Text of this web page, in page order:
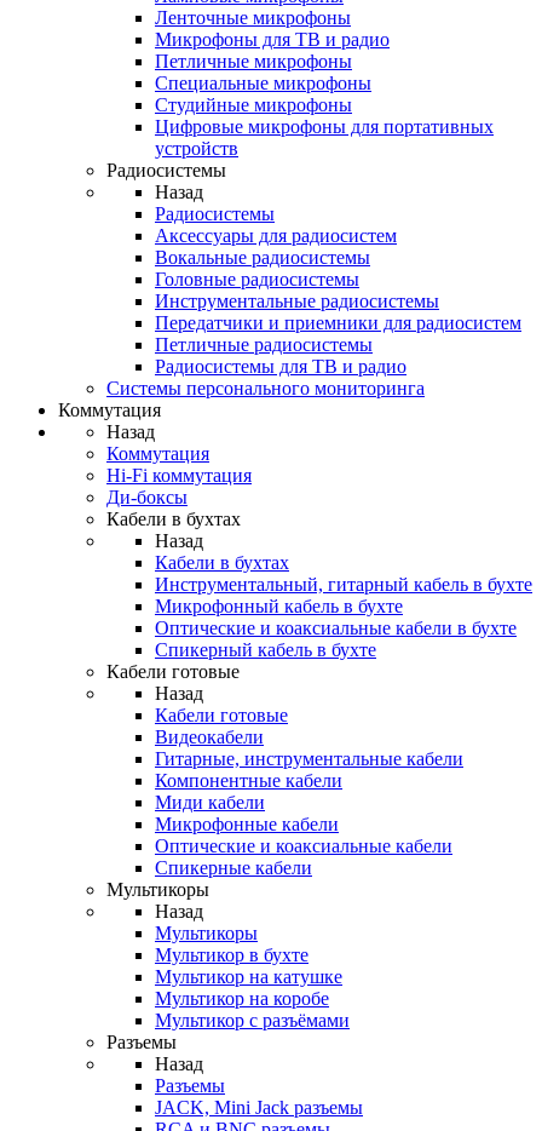
Ленточные микрофоны
Микрофоны для ТВ и радио
Петличные микрофоны
Специальные микрофоны
Студийные микрофоны
Цифровые микрофоны для портативных
устройств
Радиосистемы
Назад
Радиосистемы
Аксессуары для радиосистем
Вокальные радиосистемы
Головные радиосистемы
Инструментальные радиосистемы
Передатчики и приемники для радиосистем
Петличные радиосистемы
Радиосистемы для ТВ и радио
Системы персонального мониторинга
Коммутация
Назад
Коммутация
Hi-Fi коммутация
Ди-боксы
Кабели в бухтах
Назад
Кабели в бухтах
Инструментальный, гитарный кабель в бухте
Микрофонный кабель в бухте
Оптические и коаксиальные кабели в бухте
Спикерный кабель в бухте
Кабели готовые
Назад
Кабели готовые
Видеокабели
Гитарные, инструментальные кабели
Компонентные кабели
Миди кабели
Микрофонные кабели
Оптические и коаксиальные кабели
Спикерные кабели
Мультикоры
Назад
Мультикоры
Мультикор в бухте
Мультикор на катушке
Мультикор на коробе
Мультикор с разъёмами
Разъемы
Назад
Разъемы
JACK, Mini Jack разъемы